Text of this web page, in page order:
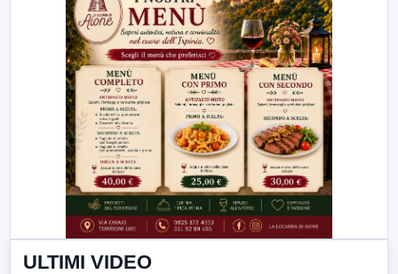
ULTIMI VIDEO